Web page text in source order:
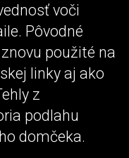
voči
Pôvodné
použité na
linky aj ako
z
podlahu
domčeka.